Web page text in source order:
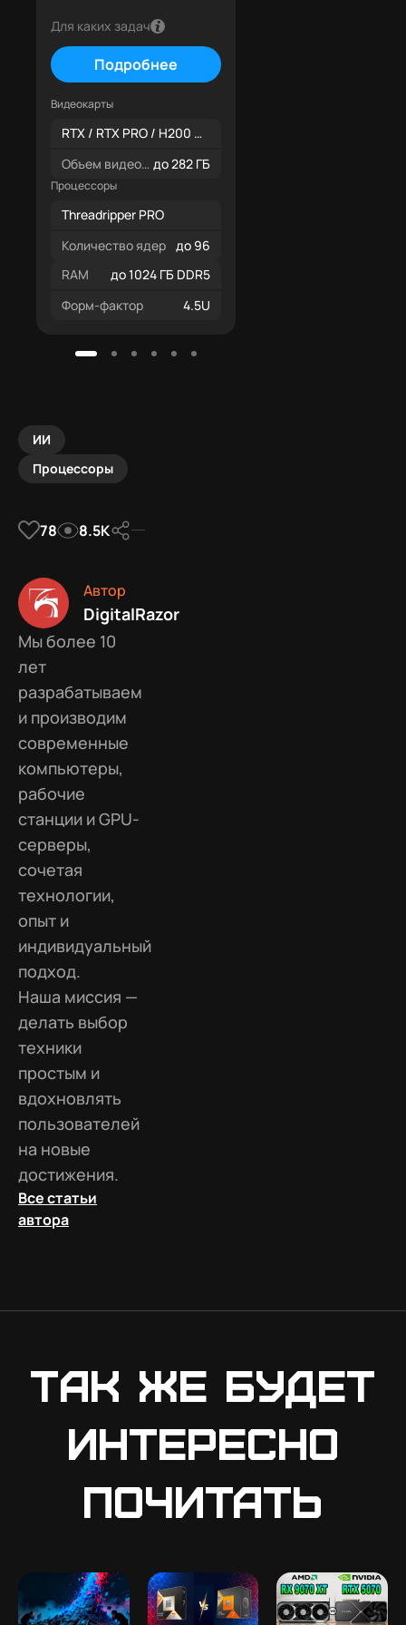
Для каких задач
Подробнее
Видеокарты
RTX / RTX PRO / H200 NVL
Объем видеопамяти до 282 ГБ
Процессоры
Threadripper PRO
Количество ядер
до 96
RAM
до 1024 ГБ DDR5
Форм-фактор
4.5U
ИИ
Процессоры
78 8.5К
Автор
DigitalRazor
Мы более 10
лет
разрабатываем
и производим
современные
компьютеры,
рабочие
станции и GPU-
серверы,
сочетая
технологии,
опыт и
индивидуальный
подход.
Наша миссия —
делать выбор
техники
простым и
вдохновлять
пользователей
на новые
достижения.
Все статьи
автора
Так же будет
интересно
почитать